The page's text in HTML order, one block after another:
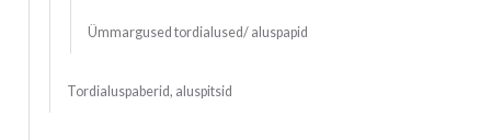
Ümmargused tordialused/ aluspapid
Tordialuspaberid, aluspitsid